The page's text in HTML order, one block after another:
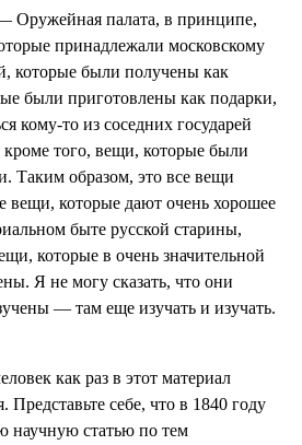
палата, в принципе,
принадлежали московскому
которые были получены как
были приготовлены как подарки,
кому-то из соседних государей
того, вещи, которые были
Таким образом, это все вещи
вещи, которые дают очень хорошее
быте русской старины,
которые в очень значительной
Я не могу сказать, что они
— там еще изучать и изучать.
как раз в этот материал
Представьте себе, что в 1840 году
научную статью по тем